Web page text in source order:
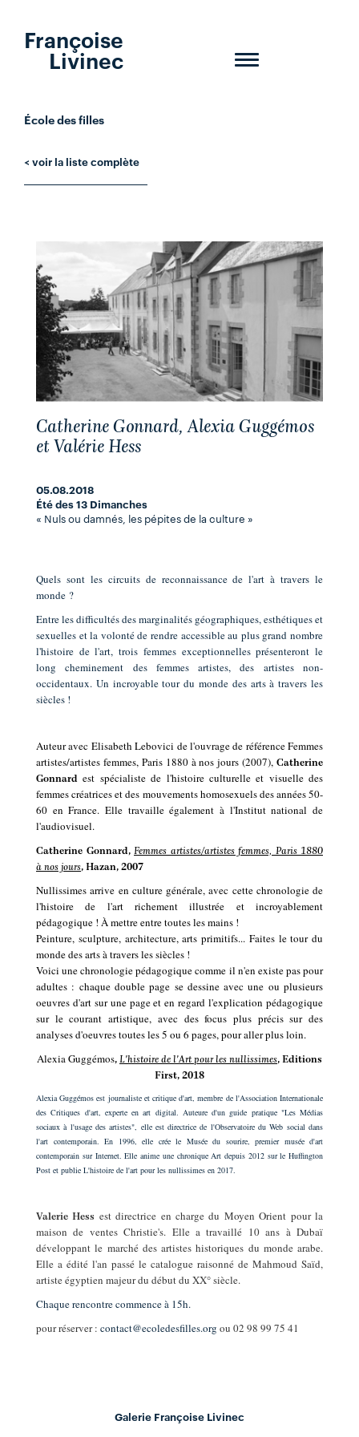
Toggle
Françoise
Livinec
École des filles
< voir la liste complète
Catherine Gonnard, Alexia Guggémos
et Valérie Hess
05.08.2018
Été des 13 Dimanches
« Nuls ou damnés, les pépites de la culture »
Quels sont les circuits de reconnaissance de l'art à travers le
monde ?
Entre les difficultés des marginalités géographiques, esthétiques et
sexuelles et la volonté de rendre accessible au plus grand nombre
l'histoire de l'art, trois femmes exceptionnelles présenteront le
long cheminement des femmes artistes, des artistes non-
occidentaux. Un incroyable tour du monde des arts à travers les
siècles !
Auteur avec Elisabeth Lebovici de l'ouvrage de référence Femmes
artistes/artistes femmes, Paris 1880 à nos jours (2007), Catherine
Gonnard est spécialiste de l'histoire culturelle et visuelle des
femmes créatrices et des mouvements homosexuels des années 50-
60 en France. Elle travaille également à l'Institut national de
l'audiovisuel.
Catherine Gonnard, Femmes artistes/artistes femmes, Paris 1880
à nos jours, Hazan, 2007
Nullissimes arrive en culture générale, avec cette chronologie de
l'histoire de l'art richement illustrée et incroyablement
pédagogique ! À mettre entre toutes les mains !
Peinture, sculpture, architecture, arts primitifs... Faites le tour du
monde des arts à travers les siècles !
Voici une chronologie pédagogique comme il n'en existe pas pour
adultes : chaque double page se dessine avec une ou plusieurs
oeuvres d'art sur une page et en regard l'explication pédagogique
sur le courant artistique, avec des focus plus précis sur des
analyses d'oeuvres toutes les 5 ou 6 pages, pour aller plus loin.
Alexia Guggémos, L'histoire de l'Art pour les nullissimes, Editions
First, 2018
Alexia Guggémos est journaliste et critique d'art, membre de l'Association Internationale
des Critiques d'art, experte en art digital. Auteure d'un guide pratique "Les Médias
sociaux à l'usage des artistes", elle est directrice de l'Observatoire du Web social dans
l'art contemporain. En 1996, elle crée le Musée du sourire, premier musée d'art
contemporain sur Internet. Elle anime une chronique Art depuis 2012 sur le Huffington
Post et publie L'histoire de l'art pour les nullissimes en 2017.
Valerie Hess est directrice en charge du Moyen Orient pour la
maison de ventes Christie's. Elle a travaillé 10 ans à Dubaï
développant le marché des artistes historiques du monde arabe.
Elle a édité l'an passé le catalogue raisonné de Mahmoud Saïd,
artiste égyptien majeur du début du XX° siècle.
Chaque rencontre commence à 15h.
pour réserver : contact@ecoledesfilles.org ou 02 98 99 75 41
Galerie Françoise Livinec